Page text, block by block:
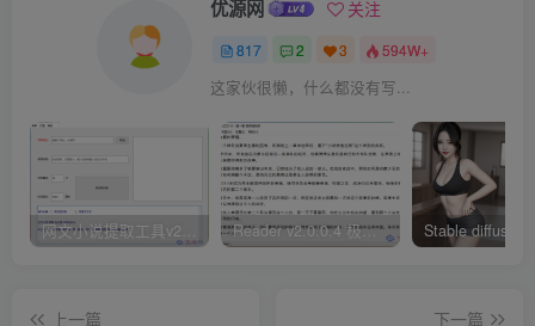
优源网 关注
817 2 3 594W+
这家伙很懒，什么都没有写...
Reader v2.0.0.4 极简小说阅读器支持导入在线及离线书源
上一篇
下一篇